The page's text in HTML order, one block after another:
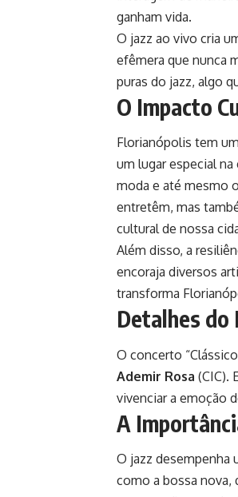
ganham vida.
O jazz ao vivo cria
efêmera que nunca
puras do jazz, algo
O Impacto
Florianópolis tem
um lugar especial
moda e até mesmo
entretêm, mas
cultural de nossa
Além disso, a
encoraja diversos
transforma
Detalhes do
O concerto
Ademir Rosa (CIC).
vivenciar a emoção
A
O jazz desempenha
como a bossa nova,